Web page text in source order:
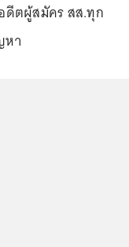
ดีตผู้สมัคร สส.ทุก
หา